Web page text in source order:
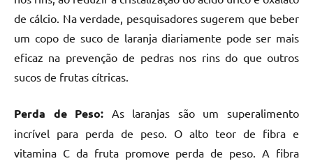
de cálcio. Na verdade, pesquisadores sugerem que beber
um copo de suco de laranja diariamente pode ser mais
eficaz na prevenção de pedras nos rins do que outros
sucos de frutas cítricas.
Perda de Peso: As laranjas são um superalimento
incrível para perda de peso. O alto teor de fibra e
vitamina C da fruta promove perda de peso. A fibra